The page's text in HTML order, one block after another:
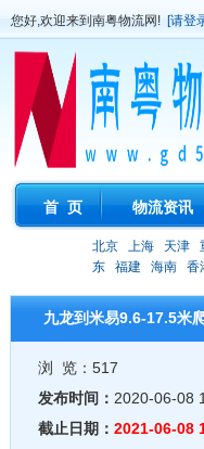
您好,欢迎来到南粤物流网! [请登
首 页 物流资讯
北京 上海 天津
东
福建 海南 香
九龙到米易9.6-17.5米
浏 览：517
发布时间： 2020-06-08
截止日期： 2021-06-08